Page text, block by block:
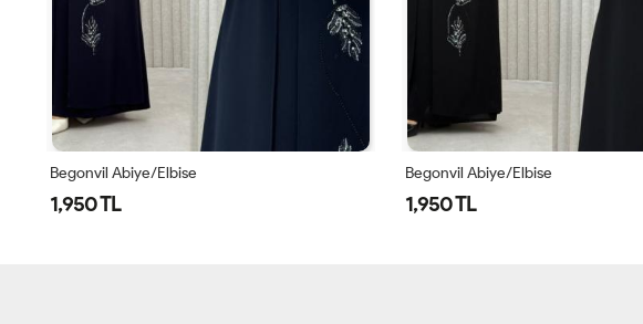
Begonvil Abiye/Elbise
1,950 TL
Begonvil Abiye/Elbise
1,950 TL